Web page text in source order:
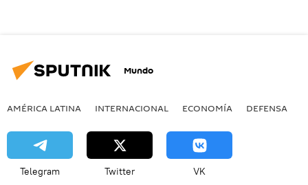
Mundo
AMÉRICA LATINA INTERNACIONAL ECONOMÍA DEFENSA
Telegram Twitter VK